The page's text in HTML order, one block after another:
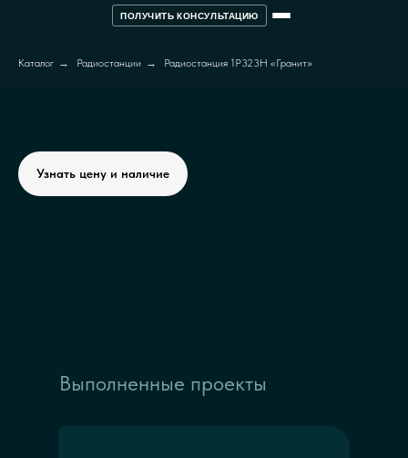
ПОЛУЧИТЬ КОНСУЛЬТАЦИЮ
Каталог → Радиостанции → Радиостанция 1Р323Н «Гранит»
Узнать цену и наличие
Выполненные проекты